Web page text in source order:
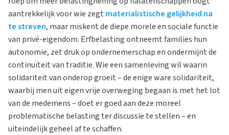
aantrekkelijk voor wie zegt materialistische gelijkheid na
te streven, maar miskent de diepe morele en sociale functie
van privé-eigendom. Erfbelasting ontneemt families hun
autonomie, zet druk op ondernemerschap en ondermijnt de
continuïteit van traditie. Wie een samenleving wil waarin
solidariteit van onderop groeit – de enige ware solidariteit,
waarbij men uit eigen vrije overweging begaan is met het lot
van de medemens – doet er goed aan deze moreel
problematische belasting ter discussie te stellen – en
uiteindelijk geheel af te schaffen.